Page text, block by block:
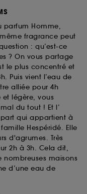
parfum Homme,
fragrance peut
: qu’est-ce
? On vous partage
le plus concentré et
Puis vient l’eau de
alliée pour 4h
et légère, vous
du tout ! Et l’
qui appartient à
Hespéridé. Elle
d'agrumes. Très
2h à 3h. Cela dit,
nombreuses maisons
d’une eau de